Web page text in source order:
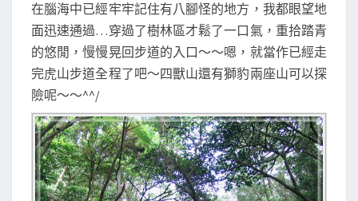
在腦海中已經牢牢記住有八腳怪的地方，我都眼望地
面迅速通過…穿過了樹林區才鬆了一口氣，重拾踏青
的悠閒，慢慢晃回步道的入口～～嗯，就當作已經走
完虎山步道全程了吧～四獸山還有獅豹兩座山可以探
險呢～～^^/